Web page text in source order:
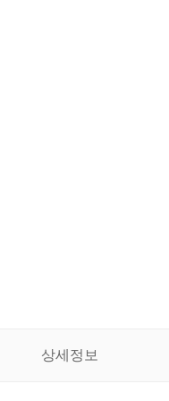
상세정보